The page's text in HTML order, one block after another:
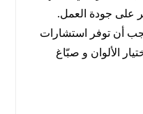
على جودة العمل.
أن توفر استشارات
الألوان و صبّاغ